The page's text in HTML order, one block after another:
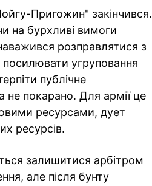
Пригожин" закінчився.
на бурхливі вимоги
розправлятися з
угруповання
публічне
не покарано. Для армії це
ресурсами, дует
ресурсів.
залишитися арбітром
але після бунту